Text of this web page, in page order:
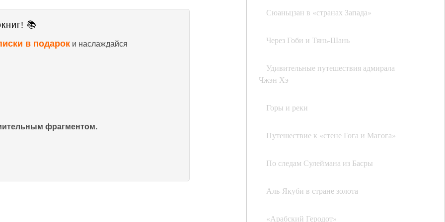
Сюаньцзан в «странах Запада»
Через Гоби и Тянь-Шань
Удивительные путешествия адмирала
Чжэн Хэ
Горы и реки
Путешествие к «стене Гога и Магога»
По следам Сулеймана из Басры
Аль-Якуби в стране золота
«Арабский Геродот»
📚
в подарок и наслаждайся
фрагментом.